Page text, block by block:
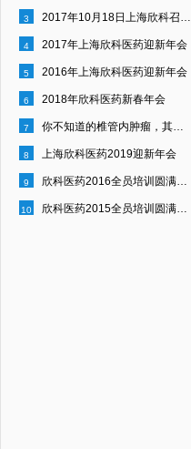
3 2017年10月18日上海欣科召开“员工行为约定”宣贯会
4 2017年上海欣科医药迎新年会
5 2016年上海欣科医药迎新年会
6 2018年欣科医药新春年会
7 你不知道的椎管内肿瘤，其实是这样的！
8 上海欣科医药2019迎新年会
9 欣科医药2016全员培训圆满结束
10 欣科医药2015全员培训圆满结束